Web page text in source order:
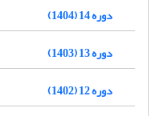
دوره 14 (1404)
دوره 13 (1403)
دوره 12 (1402)